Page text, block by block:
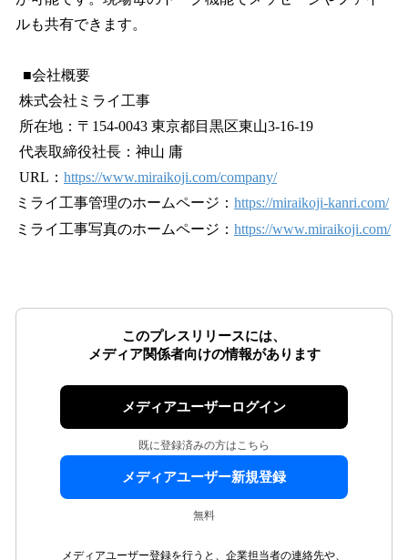
ルも共有できます。
■会社概要
株式会社ミライ工事
所在地：〒154-0043 東京都目黒区東山3-16-19
代表取締役社長：神山 庸
URL： https://www.miraikoji.com/company/
ミライ工事管理のホームページ： https://miraikoji-kanri.com/
ミライ工事写真のホームページ： https://www.miraikoji.com/
このプレスリリースには、
メディア関係者向けの情報があります
メディアユーザーログイン
既に登録済みの方はこちら
メディアユーザー新規登録
無料
メディアユーザー登録を行うと、企業担当者の連絡先や、